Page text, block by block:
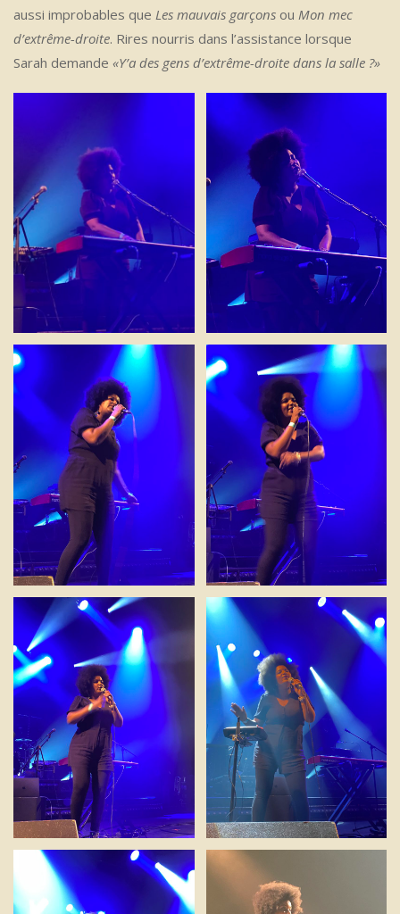
aussi improbables que Les mauvais garçons ou Mon mec
d’extrême-droite. Rires nourris dans l’assistance lorsque
Sarah demande «Y’a des gens d’extrême-droite dans la salle ?»